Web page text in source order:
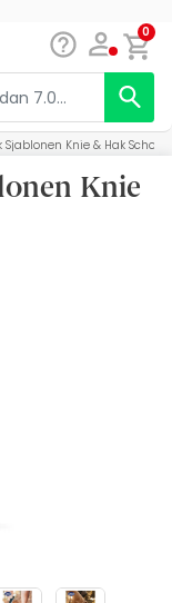
0
Sjablonen Knie & Hak Scholl
Knie